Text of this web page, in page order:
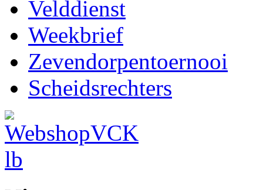
Velddienst
Weekbrief
Zevendorpentoernooi
Scheidsrechters